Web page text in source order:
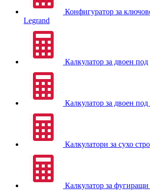
Конфигуратор за
Legrand
Калкулатор за двоен под
Калкулатор за двоен под
Калкулатори за сухо
Калкулатор за фугиращи